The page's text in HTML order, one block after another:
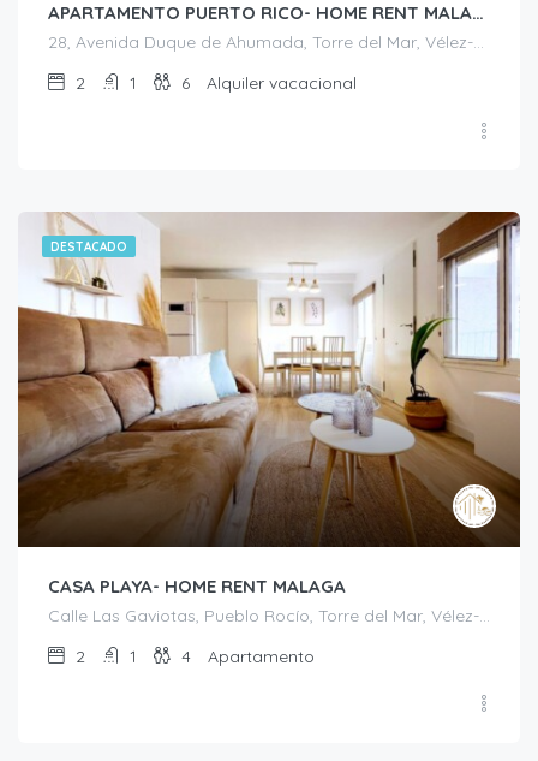
APARTAMENTO PUERTO RICO- HOME RENT MALAGA
28, Avenida Duque de Ahumada, Torre del Mar, Vélez-Málaga, La Axarquía, Málaga, Andalucía, 29740, España
2
1 6 Alquiler vacacional
DESTACADO
CASA PLAYA- HOME RENT MALAGA
Calle Las Gaviotas, Pueblo Rocío, Torre del Mar, Vélez-Málaga, La Axarquía, Málaga, Andalucía, 29740, España
2
1 4 Apartamento